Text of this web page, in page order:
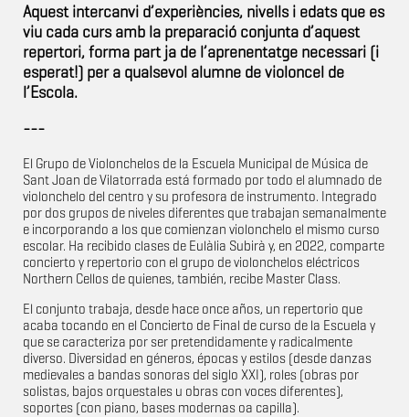
Aquest intercanvi d’experiències, nivells i edats que es
viu cada curs amb la preparació conjunta d’aquest
repertori, forma part ja de l’aprenentatge necessari (i
esperat!) per a qualsevol alumne de violoncel de
l’Escola.
---
El Grupo de Violonchelos de la Escuela Municipal de Música de
Sant Joan de Vilatorrada está formado por todo el alumnado de
violonchelo del centro y su profesora de instrumento. Integrado
por dos grupos de niveles diferentes que trabajan semanalmente
e incorporando a los que comienzan violonchelo el mismo curso
escolar. Ha recibido clases de Eulàlia Subirà y, en 2022, comparte
concierto y repertorio con el grupo de violonchelos eléctricos
Northern Cellos de quienes, también, recibe Master Class.
El conjunto trabaja, desde hace once años, un repertorio que
acaba tocando en el Concierto de Final de curso de la Escuela y
que se caracteriza por ser pretendidamente y radicalmente
diverso. Diversidad en géneros, épocas y estilos (desde danzas
medievales a bandas sonoras del siglo XXI), roles (obras por
solistas, bajos orquestales u obras con voces diferentes),
soportes (con piano, bases modernas oa capilla).